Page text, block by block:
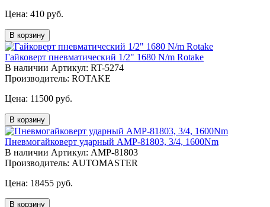
Цена: 410 руб.
В корзину
Гайковерт пневматический 1/2" 1680 N/m Rotake
В наличии Артикул: RT-5274
Производитель: ROTAKE
Цена: 11500 руб.
В корзину
Пневмогайковерт ударный AMP-81803, 3/4, 1600Nm
В наличии Артикул: AMP-81803
Производитель: AUTOMASTER
Цена: 18455 руб.
В корзину